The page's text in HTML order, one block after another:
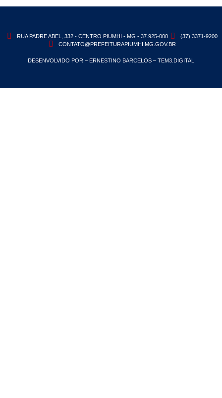
RUA PADRE ABEL, 332 - CENTRO PIUMHI - MG - 37.925-000
(37) 3371-9200
CONTATO@PREFEITURAPIUMHI.MG.GOV.BR
DESENVOLVIDO POR – ERNESTINO BARCELOS – TEM3.DIGITAL